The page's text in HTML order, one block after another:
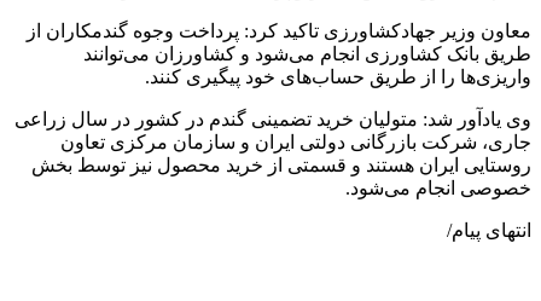
معاون وزیر جهادکشاورزی تاکید کرد: پرداخت وجوه گندمکاران از
طریق بانک کشاورزی انجام می‌شود و کشاورزان می‌توانند
واریزی‌ها را از طریق حساب‌های خود پیگیری کنند.
وی یادآور شد: متولیان خرید تضمینی گندم در کشور در سال زراعی
جاری، شرکت بازرگانی دولتی ایران و سازمان مرکزی تعاون
روستایی ایران هستند و قسمتی از خرید محصول نیز توسط بخش
خصوصی انجام می‌شود.
انتهای پیام/